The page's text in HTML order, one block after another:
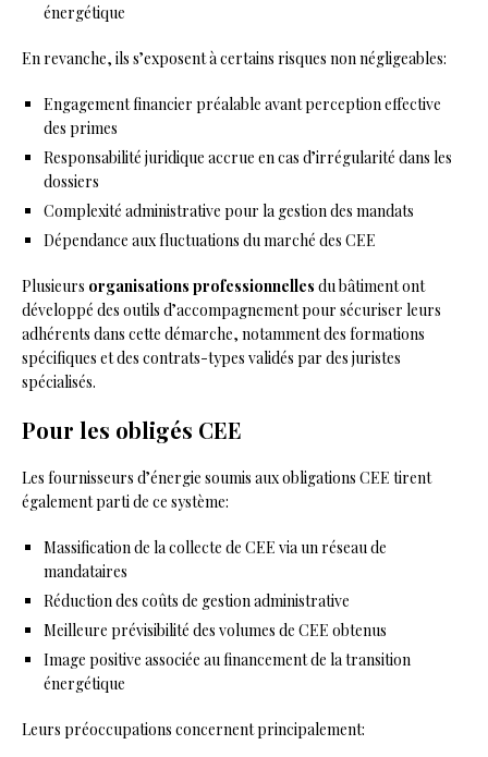
énergétique
En revanche, ils s’exposent à certains risques non négligeables:
Engagement financier préalable avant perception effective
des primes
Responsabilité juridique accrue en cas d’irrégularité dans les
dossiers
Complexité administrative pour la gestion des mandats
Dépendance aux fluctuations du marché des CEE
Plusieurs organisations professionnelles du bâtiment ont
développé des outils d’accompagnement pour sécuriser leurs
adhérents dans cette démarche, notamment des formations
spécifiques et des contrats-types validés par des juristes
spécialisés.
Pour les obligés CEE
Les fournisseurs d’énergie soumis aux obligations CEE tirent
également parti de ce système:
Massification de la collecte de CEE via un réseau de
mandataires
Réduction des coûts de gestion administrative
Meilleure prévisibilité des volumes de CEE obtenus
Image positive associée au financement de la transition
énergétique
Leurs préoccupations concernent principalement: